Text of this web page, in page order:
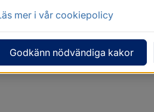
mer i vår cookiepolicy
Godkänn nödvändiga kakor